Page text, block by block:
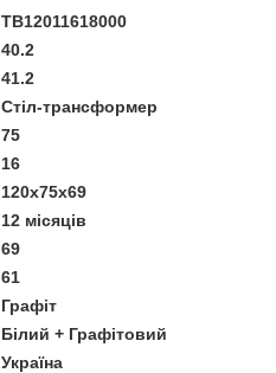
TB12011618000
40.2
41.2
Стіл-трансформер
75
16
120x75x69
12 місяців
69
61
Графіт
Білий + Графітовий
Україна